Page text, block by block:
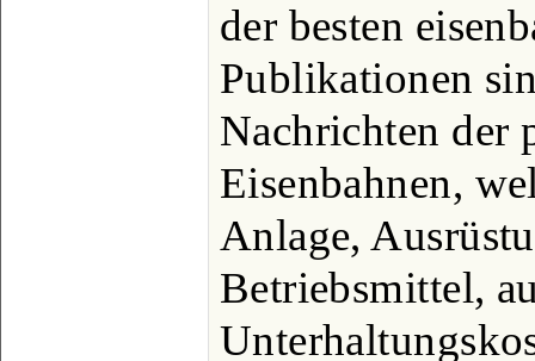
der besten
Publikationen
Nachrichten der
Eisenbahnen,
Anlage,
Betriebsmittel,